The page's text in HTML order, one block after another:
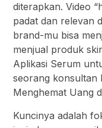
diterapkan. Video
padat dan relevan
brand-mu bisa
menjual produk
Aplikasi Serum
seorang konsultan
Menghemat Uang
Kuncinya adalah